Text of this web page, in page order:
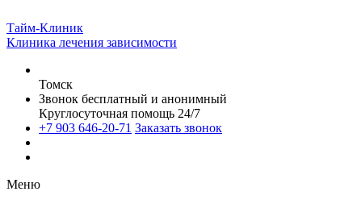
Тайм-Клиник
Клиника лечения зависимости
Томск
Звонок бесплатный и анонимный
Круглосуточная помощь 24/7
+7 903 646-20-71 Заказать звонок
Меню